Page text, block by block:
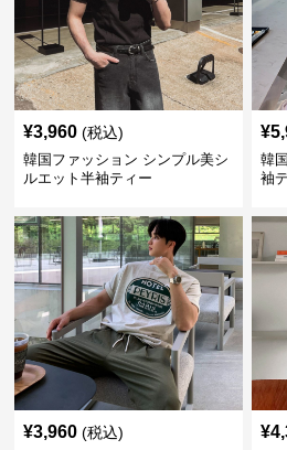
¥3,960 (税込)
韓国ファッション シンプル美シ
ルエット半袖ティー
¥
韓
袖
¥3,960 (税込) ¥